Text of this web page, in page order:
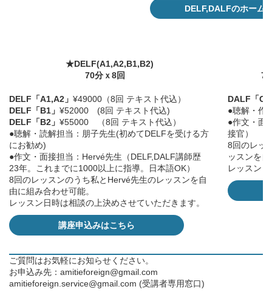
DELF,DALFのホーム
★DELF(A1,A2,B1,B2)
70分ｘ8回
DELF「A1,A2」 ¥49000（8回 テキスト代込）
DELF「B1」 ¥52000 (8回 テキスト代込)
DELF「B2」 ¥55000 （8回 テキスト代込）
●聴解・読解担当：朋子先生(初めてDELFを受ける方
にお勧め)
●作文・面接担当：Hervé先生（DELF,DALF講師歴
23年。これまでに1000以上に指導。日本語OK）
8回のレッスンのうち私とHervé先生のレッスンを自
由に組み合わせ可能。
レッスン日時は相談の上決めさせていただきます。
講座申込みはこちら
DALF「
●聴解・作
●作文・面
接官）
8回のレッ
ッスンを
レッスン
ご質問はお気軽にお知らせください。
お申込み先： amitieforeign@gmail.com
amitieforeign.service@gmail.com (受講者専用窓口)